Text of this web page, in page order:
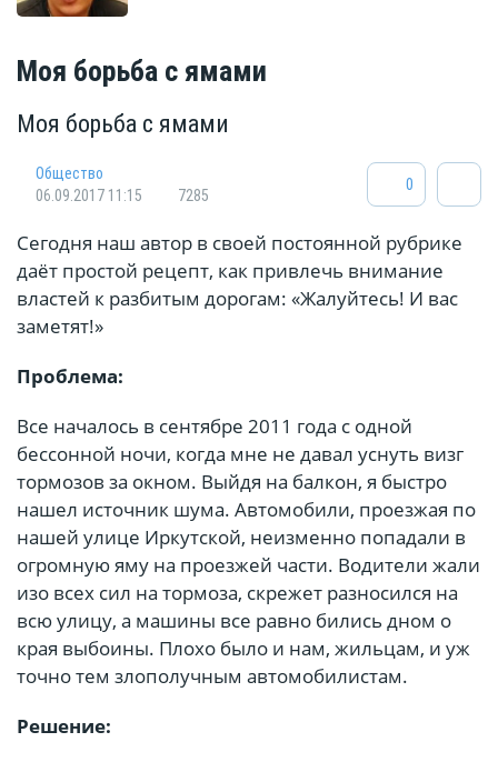
Моя борьба с ямами
Моя борьба с ямами
Общество
06.09.2017 11:15
7285
0
Сегодня наш автор в своей постоянной рубрике
даёт простой рецепт, как привлечь внимание
властей к разбитым дорогам: «Жалуйтесь! И вас
заметят!»
Проблема:
Все началось в сентябре 2011 года с одной
бессонной ночи, когда мне не давал уснуть визг
тормозов за окном. Выйдя на балкон, я быстро
нашел источник шума. Автомобили, проезжая по
нашей улице Иркутской, неизменно попадали в
огромную яму на проезжей части. Водители жали
изо всех сил на тормоза, скрежет разносился на
всю улицу, а машины все равно бились дном о
края выбоины. Плохо было и нам, жильцам, и уж
точно тем злополучным автомобилистам.
Решение: